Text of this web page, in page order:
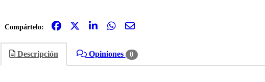
Compártelo:
Descripción Opiniones 0